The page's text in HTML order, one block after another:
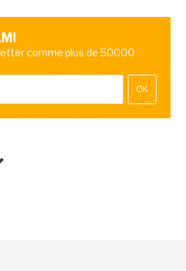
comme plus de 50000
OK